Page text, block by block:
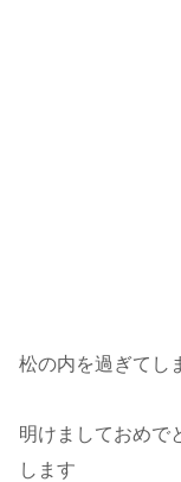
松の内を過ぎてし
明けましておめ
します